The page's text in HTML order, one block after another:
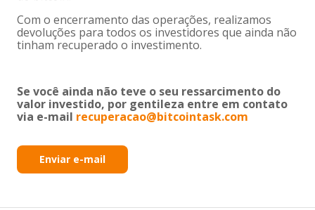
Com o encerramento das operações, realizamos
devoluções para todos os investidores que ainda não
tinham recuperado o investimento.
Se você ainda não teve o seu ressarcimento do
valor investido, por gentileza entre em contato
via e-mail recuperacao@bitcointask.com
Enviar e-mail